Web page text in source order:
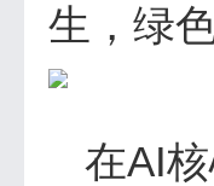
生，绿
在AI